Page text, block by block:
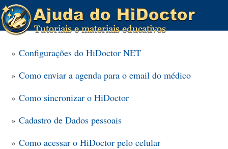
» Configurações do HiDoctor NET
» Como enviar a agenda para o email do médico
» Como sincronizar o HiDoctor
» Cadastro de Dados pessoais
» Como acessar o HiDoctor pelo celular